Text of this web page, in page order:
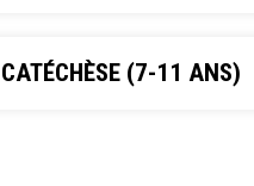
CATÉCHÈSE (7-11 ANS)